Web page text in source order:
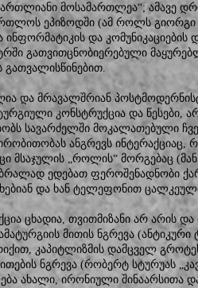
მოსამართლეა“; ამავე
ეპიზოდში (ამ როლს გიორგი
ინფორმატიკის და კომუნიკაციების
გათვითცნობიერებული
გათვალისწინებით.
და მრავალშრიან
კონსტრუქცია და წესები,
სავარძელში მოკალათებული
ანგრევს ინტერაქციაც,
მსაჯულის „როლის“ მორგებაც
ედებათ ფეროშენადნობი
და ხან ტელეფონით
ცხადია, თვითმიზანი არ არის და
მითის ნგრევა (ანტიკური
კაპიტლიზმის დამცველ
ნგრევა (რობერტ სტურუას
ახალი, ირონიული შინაარსითა